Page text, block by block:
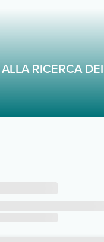
RICERCA DEI